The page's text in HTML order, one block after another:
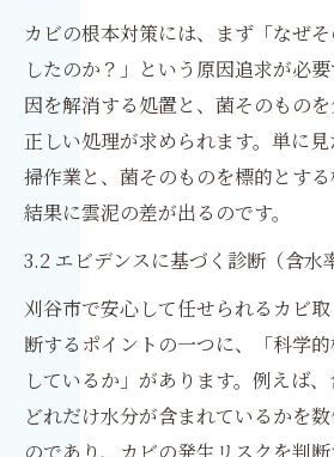
カビの根本対策には、まず「なぜ
したのか？」という原因追求が必
因を解消する処置と、菌そのもの
正しい処理が求められます。単に
掃作業と、菌そのものを標的とする
結果に雲泥の差が出るのです。
3.2 エビデンスに基づく診断（含水
刈谷市で安心して任せられるカビ
断するポイントの一つに、「科学
しているか」があります。例えば
どれだけ水分が含まれているかを